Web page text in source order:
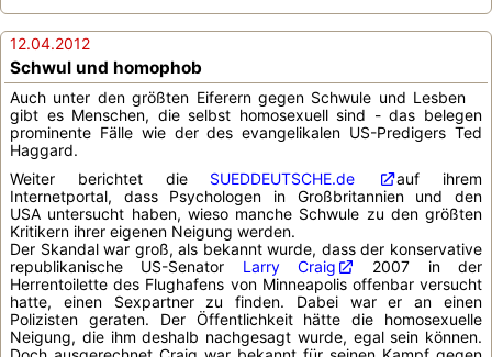
12.04.2012
Schwul und homophob
Auch unter den größten Eiferern gegen Schwule und Lesben
gibt es Menschen, die selbst homosexuell sind - das belegen
prominente Fälle wie der des evangelikalen US-Predigers Ted
Haggard.
Weiter berichtet die SUEDDEUTSCHE.de
auf ihrem
Internetportal, dass Psychologen in Großbritannien und den
USA untersucht haben, wieso manche Schwule zu den größten
Kritikern ihrer eigenen Neigung werden.
Der Skandal war groß, als bekannt wurde, dass der konservative
republikanische US-Senator Larry Craig
2007 in der
Herrentoilette des Flughafens von Minneapolis offenbar versucht
hatte, einen Sexpartner zu finden. Dabei war er an einen
Polizisten geraten. Der Öffentlichkeit hätte die homosexuelle
Neigung, die ihm deshalb nachgesagt wurde, egal sein können.